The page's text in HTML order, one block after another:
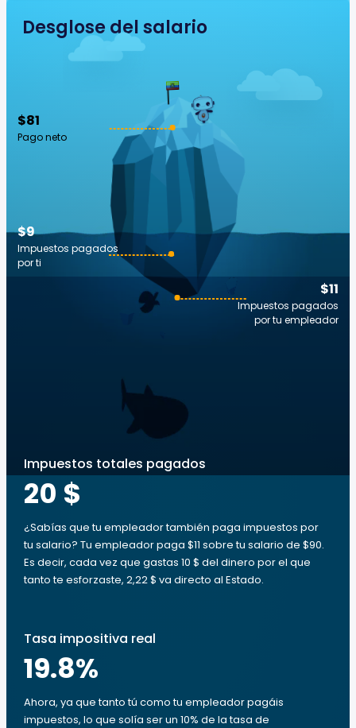
Desglose del salario
$81
Pago neto
$11
Impuestos pagados
por tu empleador
$9
Impuestos pagados
por ti
Impuestos totales pagados
20 $
¿Sabías que tu empleador también paga impuestos por
tu salario? Tu empleador paga $11 sobre tu salario de $90.
Es decir, cada vez que gastas 10 $ del dinero por el que
tanto te esforzaste, 2,22 $ va directo al Estado.
Tasa impositiva real
19.8%
Ahora, ya que tanto tú como tu empleador pagáis
impuestos, lo que solía ser un 10% de la tasa de